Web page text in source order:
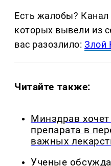
Есть жалобы?
которых вывели из
вас разозлило:Злой
Читайте также:
Минздрав
препарата в
важных
Ученые